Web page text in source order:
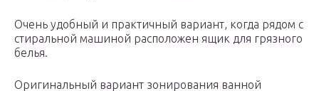
Очень удобный и практичный вариант, когда рядом с
стиральной машиной расположен ящик для грязного
белья.
Оригинальный вариант зонирования ванной